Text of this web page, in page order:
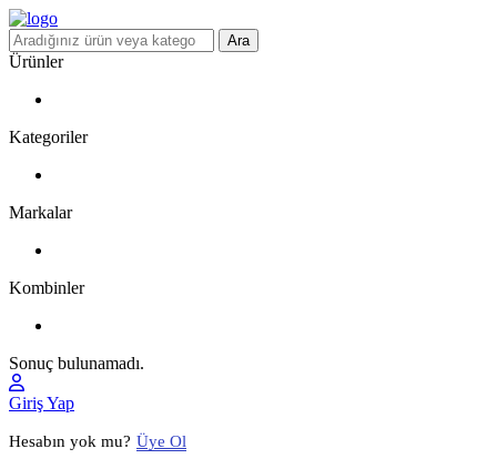
Ara
Ürünler
Kategoriler
Markalar
Kombinler
Sonuç bulunamadı.
Giriş Yap
Hesabın yok mu? Üye Ol